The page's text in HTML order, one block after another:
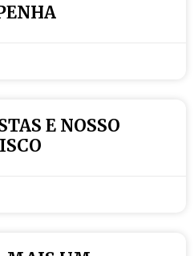
E NOSSO